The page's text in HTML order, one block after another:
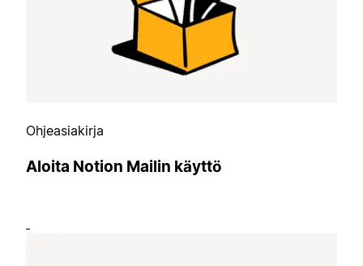
Ohjeasiakirja
Aloita Notion Mailin käyttö